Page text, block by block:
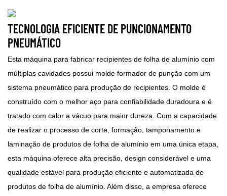
TECNOLOGIA EFICIENTE DE PUNCIONAMENTO
PNEUMÁTICO
Esta máquina para fabricar recipientes de folha de alumínio com
múltiplas cavidades possui molde formador de punção com um
sistema pneumático para produção de recipientes. O molde é
construído com o melhor aço para confiabilidade duradoura e é
tratado com calor a vácuo para maior dureza. Com a capacidade
de realizar o processo de corte, formação, tamponamento e
laminação de produtos de folha de alumínio em uma única etapa,
esta máquina oferece alta precisão, design considerável e uma
qualidade estável para produção eficiente e automatizada de
produtos de folha de alumínio. Além disso, a empresa oferece